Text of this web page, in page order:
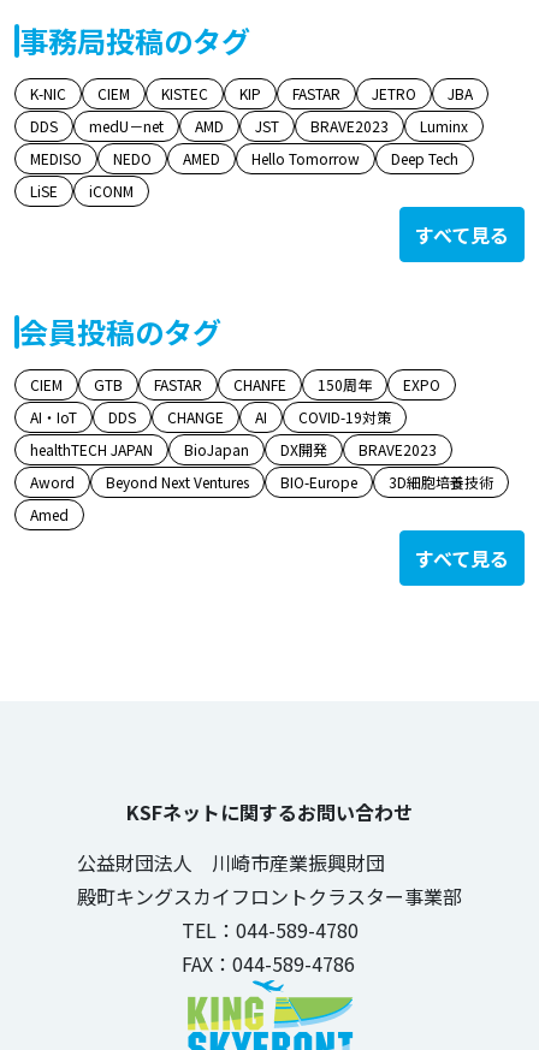
事務局投稿のタグ
K-NIC CIEM KISTEC KIP FASTAR JETRO
JBA
DDS
medU－net AMD JST BRAVE2023
Luminx
MEDISO
NEDO AMED Hello Tomorrow
Deep Tech
LiSE
iCONM
すべて見る
会員投稿のタグ
CIEM GTB FASTAR CHANFE 150周年
EXPO
AI・IoT
DDS CHANGE AI
COVID-19対策
healthTECH JAPAN
BioJapan DX開発
BRAVE2023
Aword
Beyond Next Ventures BIO-Europe
3D細胞培養技術
Amed
すべて見る
KSFネットに関するお問い合わせ
公益財団法人 川崎市産業振興財団
殿町キングスカイフロントクラスター事業部
TEL：044-589-4780
FAX：044-589-4786